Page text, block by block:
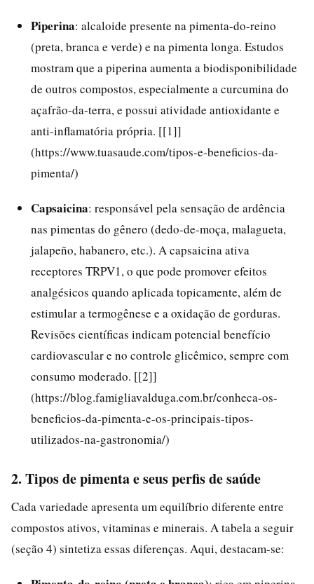
Piperina: alcaloide presente na pimenta-do-reino
(preta, branca e verde) e na pimenta longa. Estudos
mostram que a piperina aumenta a biodisponibilidade
de outros compostos, especialmente a curcumina do
açafrão-da-terra, e possui atividade antioxidante e
anti-inflamatória própria. [[1]]
(https://www.tuasaude.com/tipos-e-beneficios-da-
pimenta/)
Capsaicina: responsável pela sensação de ardência
nas pimentas do gênero (dedo-de-moça, malagueta,
jalapeño, habanero, etc.). A capsaicina ativa
receptores TRPV1, o que pode promover efeitos
analgésicos quando aplicada topicamente, além de
estimular a termogênese e a oxidação de gorduras.
Revisões científicas indicam potencial benefício
cardiovascular e no controle glicêmico, sempre com
consumo moderado. [[2]]
(https://blog.famigliavalduga.com.br/conheca-os-
beneficios-da-pimenta-e-os-principais-tipos-
utilizados-na-gastronomia/)
2. Tipos de pimenta e seus perfis de saúde
Cada variedade apresenta um equilíbrio diferente entre
compostos ativos, vitaminas e minerais. A tabela a seguir
(seção 4) sintetiza essas diferenças. Aqui, destacam-se: